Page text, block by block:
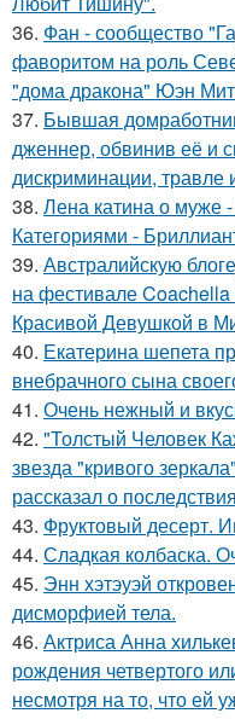
36. Фан - сообщество
фаворитом на роль
"дома дракона" Юэн
37. Бывшая
дженнер, обвинив её и
дискриминации, травле
38. Лена катина о муже
Категориями -
39. Австралийскую
на фестивале
Красивой Девушкой в
40. Екатерина шепета
внебрачного сына
41. Очень нежный и
42. "Толстый Человек
звезда "кривого
рассказал о
43. Фруктовый десерт.
44. Сладкая колбаска.
45. Энн хэтэуэй
дисморфией тела.
46. Актриса Анна
рождения четвертого
несмотря на то, что ей